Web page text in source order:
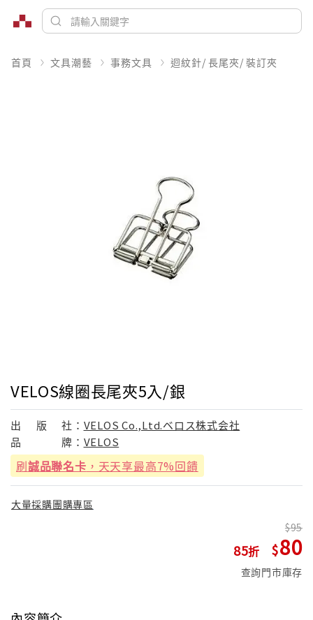
首頁 文具潮藝 事務文具 迴紋針/ 長尾夾/ 裝訂夾
VELOS線圈長尾夾5入/銀
出 版 社： VELOS Co.,Ltd.ベロス株式会社
品
牌： VELOS
刷誠品聯名卡 ，天天享最高7%回饋
大量採購團購專區
85
95
80
查詢門市庫存